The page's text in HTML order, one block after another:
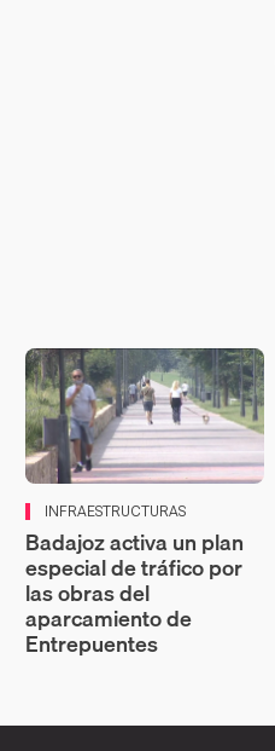
INFRAESTRUCTURAS
Badajoz activa un plan
especial de tráfico por
las obras del
aparcamiento de
Entrepuentes